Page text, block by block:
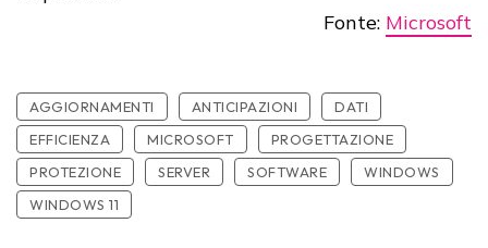
Fonte: Microsoft
AGGIORNAMENTI ANTICIPAZIONI
DATI
EFFICIENZA
MICROSOFT
PROGETTAZIONE
PROTEZIONE
SERVER SOFTWARE
WINDOWS
WINDOWS 11